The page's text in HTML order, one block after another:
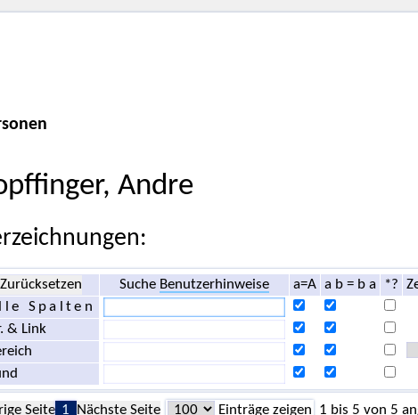
Andre
Zurücksetzen Suche Benutzerhinweise a=A a b = b a *?
Spalten
& Link
Seite 1 Nächste Seite Einträge zeigen 1 bis 5 von 5